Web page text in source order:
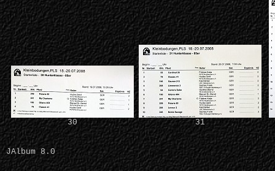
30 31
JAlbum 8.0